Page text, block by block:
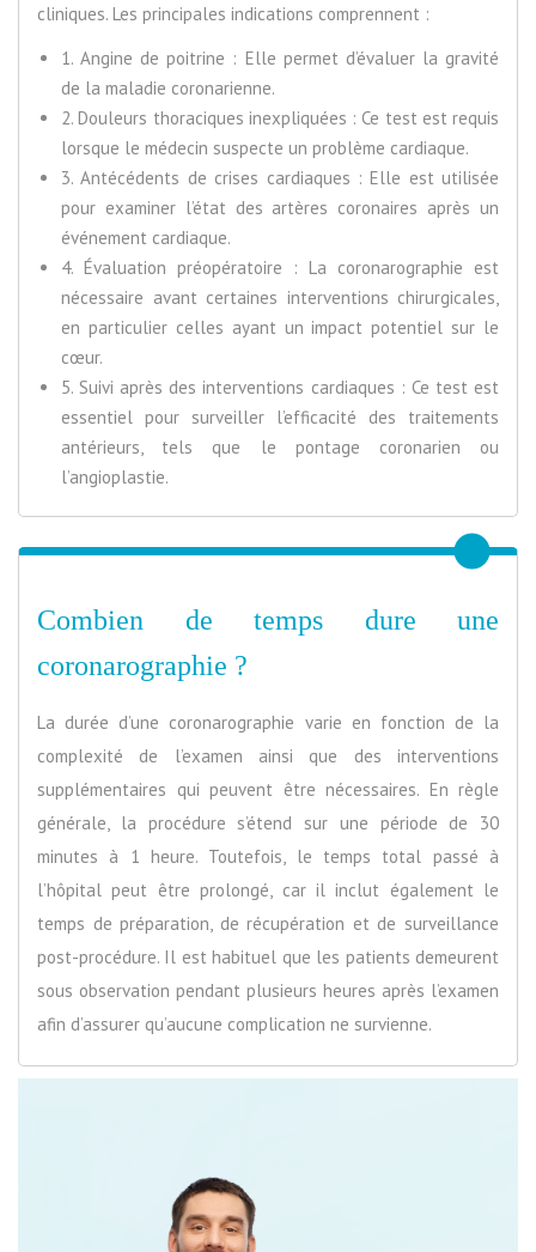
cliniques. Les principales indications comprennent :
1. Angine de poitrine : Elle permet d’évaluer la gravité
de la maladie coronarienne.
2. Douleurs thoraciques inexpliquées : Ce test est requis
lorsque le médecin suspecte un problème cardiaque.
3. Antécédents de crises cardiaques : Elle est utilisée
pour examiner l’état des artères coronaires après un
événement cardiaque.
4. Évaluation préopératoire : La coronarographie est
nécessaire avant certaines interventions chirurgicales,
en particulier celles ayant un impact potentiel sur le
cœur.
5. Suivi après des interventions cardiaques : Ce test est
essentiel pour surveiller l’efficacité des traitements
antérieurs, tels que le pontage coronarien ou
l’angioplastie.
Combien de temps dure une
coronarographie ?
La durée d’une coronarographie varie en fonction de la
complexité de l’examen ainsi que des interventions
supplémentaires qui peuvent être nécessaires. En règle
générale, la procédure s’étend sur une période de 30
minutes à 1 heure. Toutefois, le temps total passé à
l’hôpital peut être prolongé, car il inclut également le
temps de préparation, de récupération et de surveillance
post-procédure. Il est habituel que les patients demeurent
sous observation pendant plusieurs heures après l’examen
afin d’assurer qu’aucune complication ne survienne.